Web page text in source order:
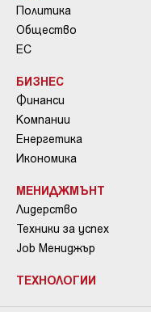
Политика
Общество
ЕС
БИЗНЕС
Финанси
Компании
Енергетика
Икономика
МЕНИДЖМЪНТ
Лидерство
Техники за успех
Job Мениджър
ТЕХНОЛОГИИ